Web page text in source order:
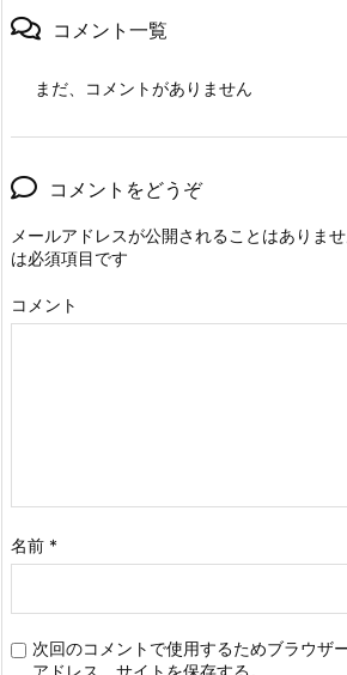
コメント一覧
まだ、コメントがありません
コメントをどうぞ
メールアドレスが公開されることはありませ
は必須項目です
コメント
名前 *
次回のコメントで使用するためブラウザ
アドレス、サイトを保存する。